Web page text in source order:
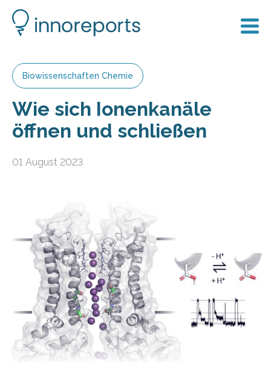
Biowissenschaften Chemie
Wie sich Ionenkanäle
öffnen und schließen
01 August 2023